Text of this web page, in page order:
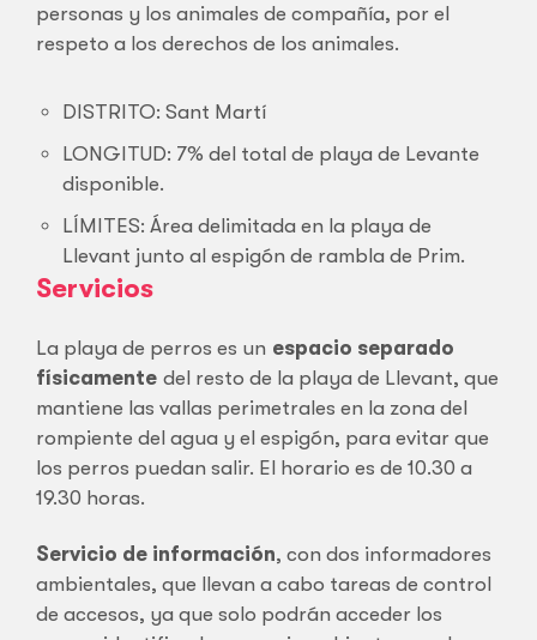
personas y los animales de compañía, por el
respeto a los derechos de los animales.
DISTRITO: Sant Martí
LONGITUD: 7% del total de playa de Levante
disponible.
LÍMITES: Área delimitada en la playa de
Llevant junto al espigón de rambla de Prim.
Servicios
La playa de perros es un espacio separado
físicamente del resto de la playa de Llevant, que
mantiene las vallas perimetrales en la zona del
rompiente del agua y el espigón, para evitar que
los perros puedan salir. El horario es de 10.30 a
19.30 horas.
Servicio de información, con dos informadores
ambientales, que llevan a cabo tareas de control
de accesos, ya que solo podrán acceder los